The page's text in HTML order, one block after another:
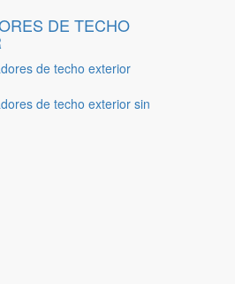
DE TECHO
de techo exterior
de techo exterior sin